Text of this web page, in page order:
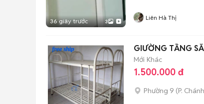
36 giây trước 3 Liên Hà Thị
GIƯỜNG TẦNG
Mới Khác
1.500.000 đ
Phường 9 (P.